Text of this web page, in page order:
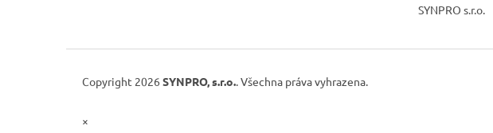
SYNPRO s.r.o.
Copyright 2026 SYNPRO, s.r.o.. Všechna práva vyhrazena.
×